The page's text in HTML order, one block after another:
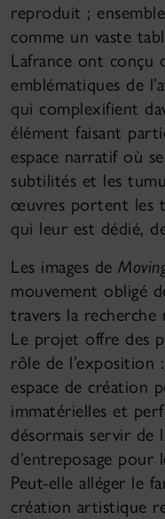
reproduit ;
comme un vaste
Lafrance ont conçu
emblématiques de
qui complexifient
élément faisant
espace narratif où
subtilités et les
œuvres portent les
qui leur est dédié,
Les images de
mouvement obligé
travers la
Le projet offre des
rôle de l’exposition
espace de création
immatérielles et
désormais servir de
d’entreposage pour
Peut-elle alléger le
création artistique